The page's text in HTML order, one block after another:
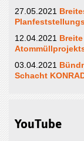
27.05.2021
12.04.2021
03.04.2021
Schacht
YouTube